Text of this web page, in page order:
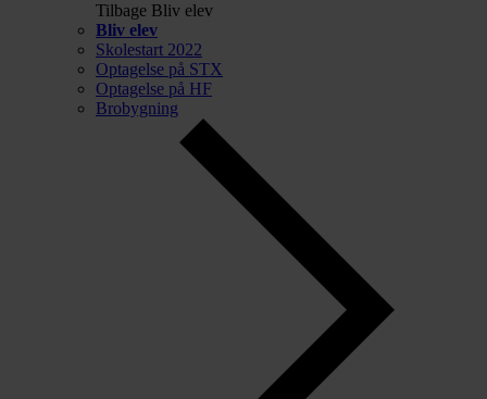
Tilbage Bliv elev
Bliv elev
Skolestart 2022
Optagelse på STX
Optagelse på HF
Brobygning